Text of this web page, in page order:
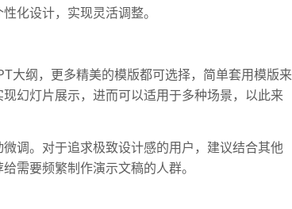
化设计，实现灵活调整。
大纲，更多精美的模版都可选择，简单套用模版来
幻灯片展示，进而可以适用于多种场景，以此来
调。对于追求极致设计感的用户，建议结合其他
需要频繁制作演示文稿的人群。